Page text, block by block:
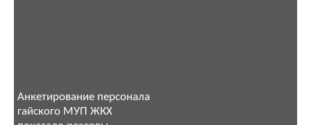
Анкетирование персонала
гайского МУП ЖКХ